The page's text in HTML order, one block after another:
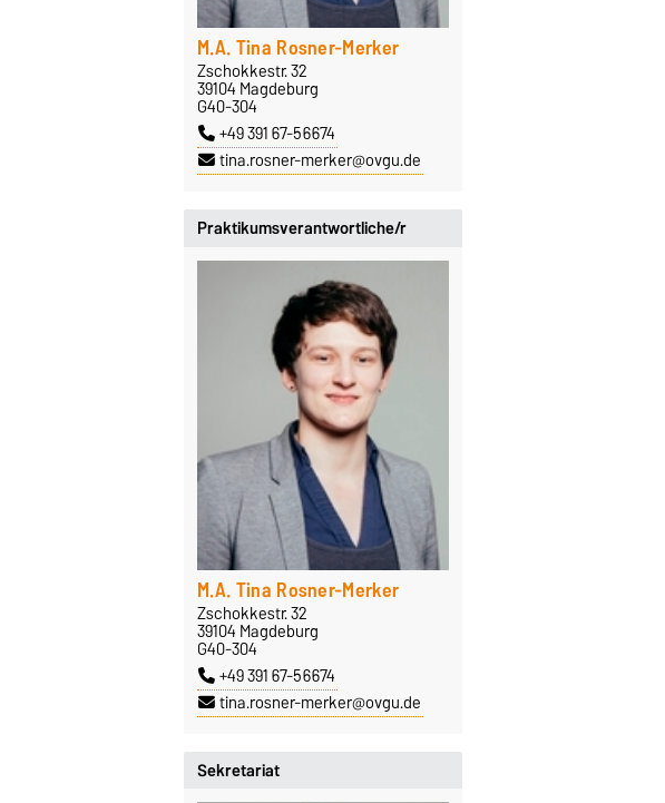
Sekretariat
M.A. Tina Rosner-Merker
Zschokkestr. 32
39104 Magdeburg
G40-304
+49 391 67-56674
tina.rosner-merker@ovgu.de
Praktikumsverantwortliche/r
M.A. Tina Rosner-Merker
Zschokkestr. 32
39104 Magdeburg
G40-304
+49 391 67-56674
tina.rosner-merker@ovgu.de